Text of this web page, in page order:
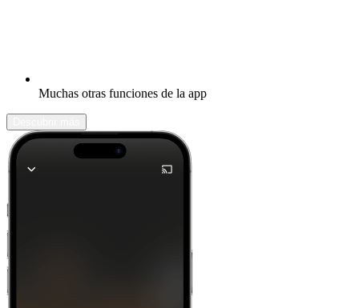
Muchas otras funciones de la app